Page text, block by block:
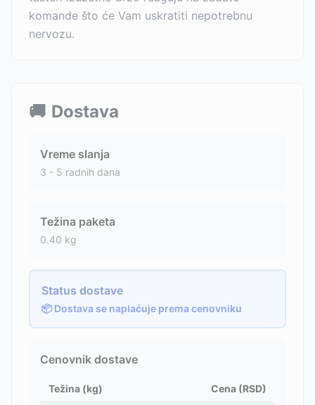
komande što će Vam uskratiti nepotrebnu
nervozu.
🚚 Dostava
Vreme slanja
3 - 5 radnih dana
Težina paketa
0.40 kg
Status dostave
📦 Dostava se naplaćuje prema cenovniku
Cenovnik dostave
Težina (kg) Cena (RSD)